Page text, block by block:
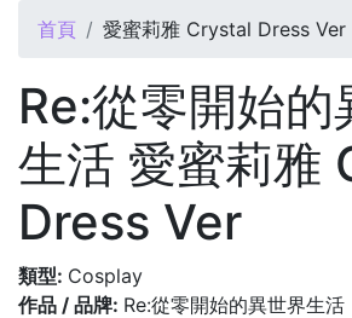
您在這裡
首頁 愛蜜莉雅 Crystal Dress Ver
Re:從零開始的
生活 愛蜜莉雅
Dress Ver
類型: Cosplay
作品 / 品牌: Re:從零開始的異世界生活